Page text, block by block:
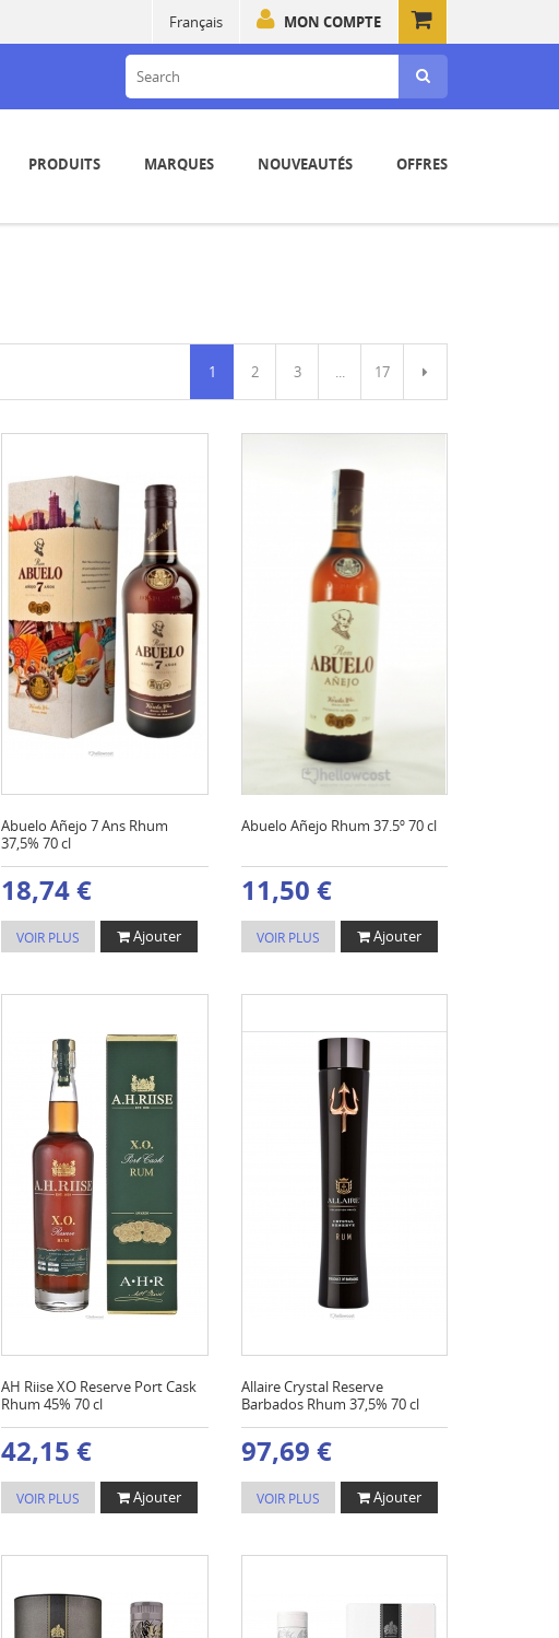
MON COMPTE
Français
PRODUITS MARQUES NOUVEAUTÉS OFFRES
1 2 3 ... 17
Abuelo Añejo 7 Ans Rhum
37,5% 70 cl
18,74 €
VOIR PLUS Ajouter
Abuelo Añejo Rhum 37.5º 70 cl
11,50 €
VOIR PLUS Ajouter
AH Riise XO Reserve Port Cask
Rhum 45% 70 cl
42,15 €
VOIR PLUS Ajouter
Allaire Crystal Reserve
Barbados Rhum 37,5% 70 cl
97,69 €
VOIR PLUS Ajouter